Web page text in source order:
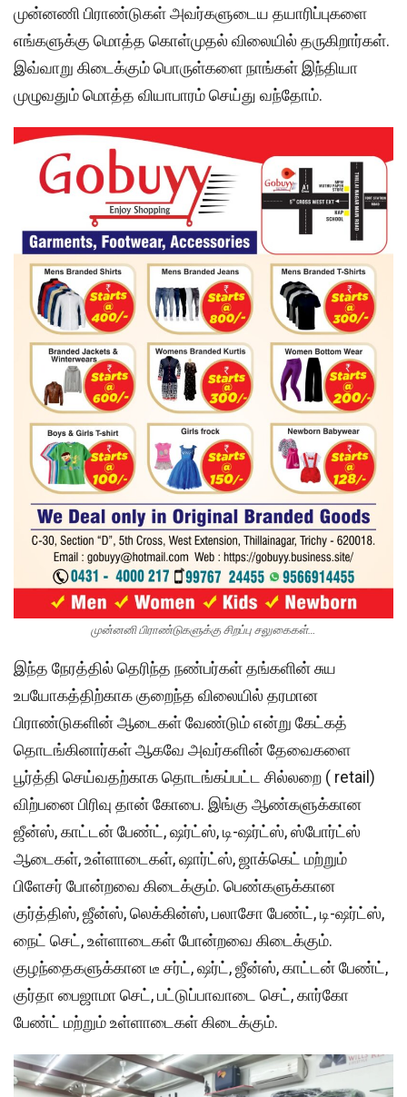
முன்னணி பிராண்டுகள் அவர்களுடைய தயாரிப்புகளை
எங்களுக்கு மொத்த கொள்முதல் விலையில் தருகிறார்கள்.
இவ்வாறு கிடைக்கும் பொருள்களை நாங்கள் இந்தியா
முழுவதும் மொத்த வியாபாரம் செய்து வந்தோம்.
முன்னனி பிராண்டுகளுக்கு சிறப்பு சலுகைகள்…
இந்த நேரத்தில் தெரிந்த நண்பர்கள் தங்களின் சுய
உபயோகத்திற்காக குறைந்த விலையில் தரமான
பிராண்டுகளின் ஆடைகள் வேண்டும் என்று கேட்கத்
தொடங்கினார்கள் ஆகவே அவர்களின் தேவைகளை
பூர்த்தி செய்வதற்காக தொடங்கப்பட்ட சில்லறை ( retail)
விற்பனை பிரிவு தான் கோபை. இங்கு ஆண்களுக்கான
ஜீன்ஸ், காட்டன் பேண்ட், ஷர்ட்ஸ், டி-ஷர்ட்ஸ், ஸ்போர்ட்ஸ்
ஆடைகள், உள்ளாடைகள், ஷார்ட்ஸ், ஜாக்கெட் மற்றும்
பிளேசர் போன்றவை கிடைக்கும். பெண்களுக்கான
குர்த்திஸ், ஜீன்ஸ், லெக்கின்ஸ், பலாசோ பேண்ட், டி-ஷர்ட்ஸ்,
நைட் செட், உள்ளாடைகள் போன்றவை கிடைக்கும்.
குழந்தைகளுக்கான டீ சர்ட், ஷர்ட், ஜீன்ஸ், காட்டன் பேண்ட்,
குர்தா பைஜாமா செட், பட்டுப்பாவாடை செட், கார்கோ
பேண்ட் மற்றும் உள்ளாடைகள் கிடைக்கும்.